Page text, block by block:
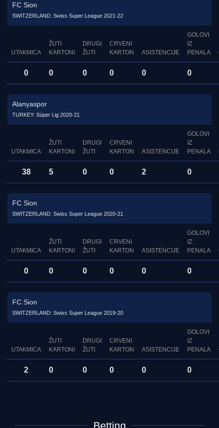
FC Sion
SWITZERLAND: Swiss Super League 2021-22
UTAKMICA
ŽUTI
KARTONI
DRUGI
ŽUTI
CRVENI
KARTON
ASISTENCIJE
GOLOVI
IZ
PENALA
0 0 0 0 0 0
Alanyaspor
TURKEY: Süper Lig 2020-21
UTAKMICA
ŽUTI
KARTONI
DRUGI
ŽUTI
CRVENI
KARTON
ASISTENCIJE
GOLOVI
IZ
PENALA
38 5 0 0 2 0
FC Sion
SWITZERLAND: Swiss Super League 2020-21
UTAKMICA
ŽUTI
KARTONI
DRUGI
ŽUTI
CRVENI
KARTON
ASISTENCIJE
GOLOVI
IZ
PENALA
0 0 0 0 0 0
FC Sion
SWITZERLAND: Swiss Super League 2019-20
UTAKMICA
ŽUTI
KARTONI
DRUGI
ŽUTI
CRVENI
KARTON
ASISTENCIJE
GOLOVI
IZ
PENALA
2 0 0 0 0 0
Betting